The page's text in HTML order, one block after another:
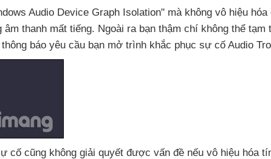
Audio Device Graph Isolation" mà không vô hiệu
âm thanh mất tiếng. Ngoài ra bạn thậm chí không thể tạm
báo yêu cầu bạn mở trình khắc phục sự cố Audio
cố cũng không giải quyết được vấn đề nếu vô hiệu hóa